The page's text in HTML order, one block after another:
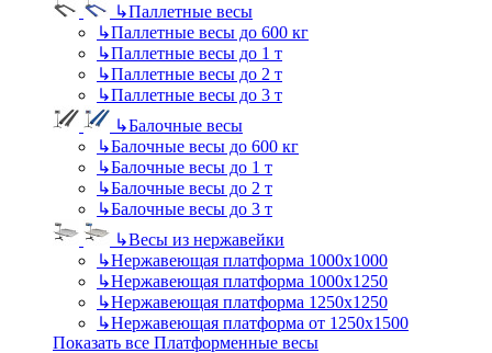
↳Паллетные весы
↳Паллетные весы до 600 кг
↳Паллетные весы до 1 т
↳Паллетные весы до 2 т
↳Паллетные весы до 3 т
↳Балочные весы
↳Балочные весы до 600 кг
↳Балочные весы до 1 т
↳Балочные весы до 2 т
↳Балочные весы до 3 т
↳Весы из нержавейки
↳Нержавеющая платформа 1000х1000
↳Нержавеющая платформа 1000х1250
↳Нержавеющая платформа 1250х1250
↳Нержавеющая платформа от 1250х1500
Показать все Платформенные весы